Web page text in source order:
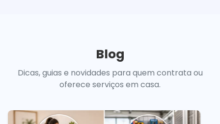
Blog
Dicas, guias e novidades para quem contrata ou
oferece serviços em casa.